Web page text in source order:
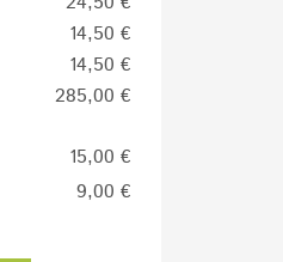
14,50 €
14,50 €
285,00 €
15,00 €
9,00 €